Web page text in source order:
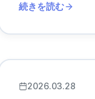
続きを読む
2026.03.28